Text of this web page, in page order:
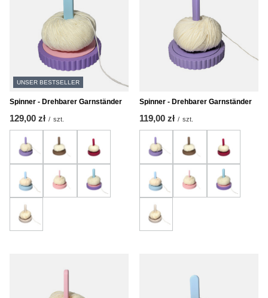
UNSER BESTSELLER
Spinner - Drehbarer Garnständer
129,00 zł / szt.
Spinner - Drehbarer Garnständer
119,00 zł / szt.